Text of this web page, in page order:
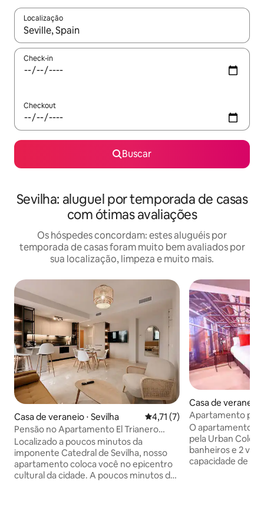
Localização
Quando os resultados estiverem disponíveis, explore-os
Check-in
Checkout
Buscar
Sevilha: aluguel por temporada de casas
com ótimas avaliações
Os hóspedes concordam: estes aluguéis por
temporada de casas foram muito bem avaliados por
sua localização, limpeza e muito mais.
Casa de veraneio ⋅ Sevilha 4,71 de uma avaliação média
4,71 (7)
Pensão no Apartamento El Trianero
junto ao rio
Localizado a poucos minutos da
imponente Catedral de Sevilha, nosso
apartamento coloca você no epicentro
cultural da cidade. A poucos minutos de
Casa de veraneio
Apartamento
O apartamento 🟥
pela Urban
banheiros e 2
capacidade de